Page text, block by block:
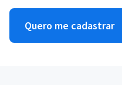
Quero me cadastrar